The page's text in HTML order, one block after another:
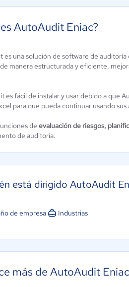
sin
App
AutoAudit Eniac?
es una solución de software de
de manera estructurada y eficiente,
es fácil de instalar y usar debido a que
para que pueda continuar usando
de evaluación de riesgos,
de auditoría.
está dirigido AutoAudit
de empresa Industrias
más de AutoAudit Eniac